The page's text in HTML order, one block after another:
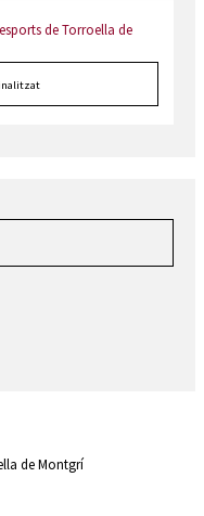
de Torroella de
de Montgrí